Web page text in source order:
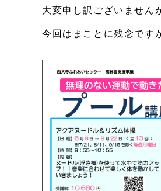
大変申し訳ございません
今回はまことに残念です